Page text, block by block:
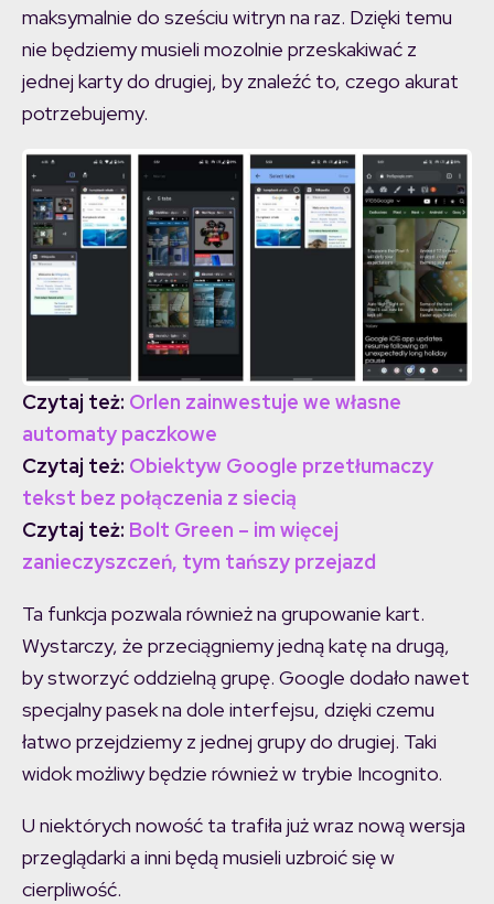
maksymalnie do sześciu witryn na raz. Dzięki temu
nie będziemy musieli mozolnie przeskakiwać z
jednej karty do drugiej, by znaleźć to, czego akurat
potrzebujemy.
Czytaj też: Orlen zainwestuje we własne
automaty paczkowe
Czytaj też: Obiektyw Google przetłumaczy
tekst bez połączenia z siecią
Czytaj też: Bolt Green – im więcej
zanieczyszczeń, tym tańszy przejazd
Ta funkcja pozwala również na grupowanie kart.
Wystarczy, że przeciągniemy jedną katę na drugą,
by stworzyć oddzielną grupę. Google dodało nawet
specjalny pasek na dole interfejsu, dzięki czemu
łatwo przejdziemy z jednej grupy do drugiej. Taki
widok możliwy będzie również w trybie Incognito.
U niektórych nowość ta trafiła już wraz nową wersja
przeglądarki a inni będą musieli uzbroić się w
cierpliwość.